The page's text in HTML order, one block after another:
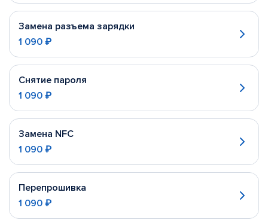
Замена разъема зарядки
1 090 ₽
Снятие пароля
1 090 ₽
Замена NFC
1 090 ₽
Перепрошивка
1 090 ₽